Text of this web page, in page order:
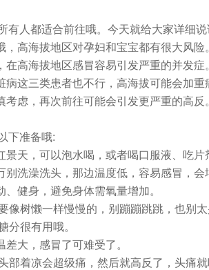
有人都适合前往哦。今天就给大家详细说
高海拔地区对孕妇和宝宝都有很大风险
高海拔地区感冒容易引发严重的并发症
这三类患者也不行，高海拔可能会加重
虑，再次前往可能会引发更严重的高反
下准备哦:
天，可以泡水喝，或者喝口服液、吃片
洗澡洗头，那边温度低，容易感冒，会
健身，避免身体需氧量增加。
像树懒一样慢慢的，别蹦蹦跳跳，也别太
分很有用哦。
大，感冒了可难受了。
部着凉会超级痛，然后就高反了，头痛就